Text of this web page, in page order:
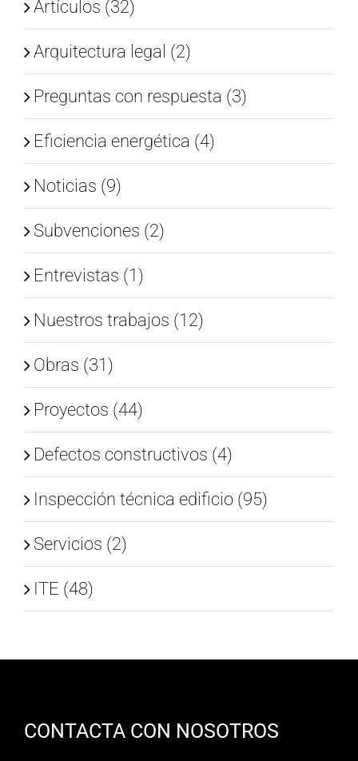
Artículos (32)
Arquitectura legal (2)
Preguntas con respuesta (3)
Eficiencia energética (4)
Noticias (9)
Subvenciones (2)
Entrevistas (1)
Nuestros trabajos (12)
Obras (31)
Proyectos (44)
Defectos constructivos (4)
Inspección técnica edificio (95)
Servicios (2)
ITE (48)
CONTACTA CON NOSOTROS